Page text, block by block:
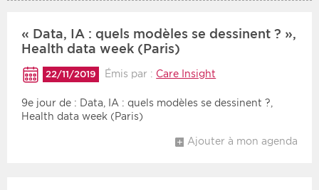
« Data, IA : quels modèles se dessinent ? »,
Health data week (Paris)
22/11/2019 Émis par : Care Insight
9e jour de : Data, IA : quels modèles se dessinent ?,
Health data week (Paris)
Ajouter à mon agenda